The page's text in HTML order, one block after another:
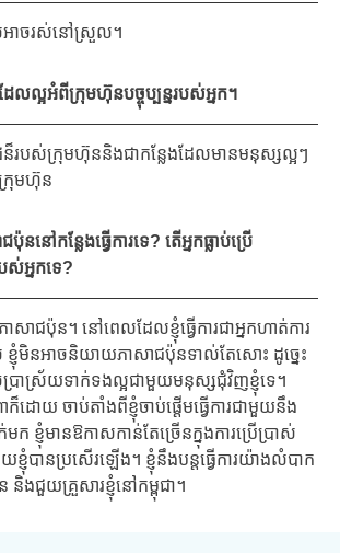
អាចរស់នៅស្រួល។
ែលល្អអំពីក្រុមហ៊ុនបច្ចុប្បន្នរបស់អ្នក។
ន៏របស់ក្រុមហ៊ុននិងជាកន្លែងដែលមានមនុស្សល្អៗ
ក្រុមហ៊ុន
ប៉ុននៅកន្លែងធ្វើការទេ? តើអ្នកធ្លាប់ប្រើ
អ្នកទេ?
ភាសាជប៉ុន។ នៅពេលដែលខ្ញុំធ្វើការជាអ្នកហាត់ការ
ស ខ្ញុំមិនអាចនិយាយភាសាជប៉ុនទាល់តែសោះ ដូច្នេះ
រាស្រ័យទាក់ទងល្អជាមួយមនុស្សជុំវិញខ្ញុំទេ។
ដោយ ចាប់តាំងពីខ្ញុំចាប់ផ្តើមធ្វើការជាមួយនឹង
ខ្ញុំមានឱកាសកាន់តែច្រើនក្នុងការប្រើប្រាស់
ញុំបានប្រសើរឡើង។ ខ្ញុំ​នឹង​បន្ត​ធ្វើ​ការ​យ៉ាង​លំបាក​
ង​ជួយ​គ្រួសារ​ខ្ញុំ​នៅ​កម្ពុជា។